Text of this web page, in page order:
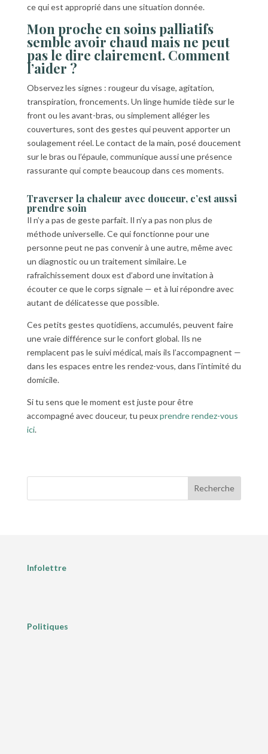
ce qui est approprié dans une situation donnée.
Mon proche en soins palliatifs
semble avoir chaud mais ne peut
pas le dire clairement. Comment
l’aider ?
Observez les signes : rougeur du visage, agitation,
transpiration, froncements. Un linge humide tiède sur le
front ou les avant-bras, ou simplement alléger les
couvertures, sont des gestes qui peuvent apporter un
soulagement réel. Le contact de la main, posé doucement
sur le bras ou l’épaule, communique aussi une présence
rassurante qui compte beaucoup dans ces moments.
Traverser la chaleur avec douceur, c’est aussi
prendre soin
Il n’y a pas de geste parfait. Il n’y a pas non plus de
méthode universelle. Ce qui fonctionne pour une
personne peut ne pas convenir à une autre, même avec
un diagnostic ou un traitement similaire. Le
rafraîchissement doux est d’abord une invitation à
écouter ce que le corps signale — et à lui répondre avec
autant de délicatesse que possible.
Ces petits gestes quotidiens, accumulés, peuvent faire
une vraie différence sur le confort global. Ils ne
remplacent pas le suivi médical, mais ils l’accompagnent —
dans les espaces entre les rendez-vous, dans l’intimité du
domicile.
Si tu sens que le moment est juste pour être
accompagné avec douceur, tu peuxprendre rendez-vous
ici.
Recherche
Infolettre
Politiques